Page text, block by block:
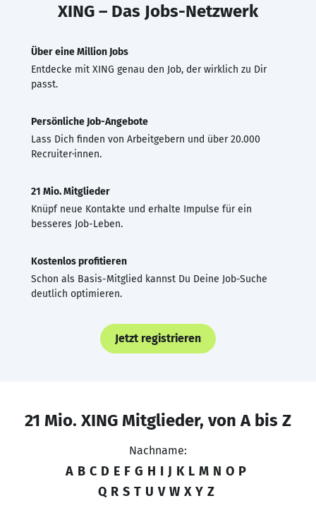
XING – Das Jobs-Netzwerk
Über eine Million Jobs
Entdecke mit XING genau den Job, der wirklich zu Dir
passt.
Persönliche Job-Angebote
Lass Dich finden von Arbeitgebern und über 20.000
Recruiter·innen.
21 Mio. Mitglieder
Knüpf neue Kontakte und erhalte Impulse für ein
besseres Job-Leben.
Kostenlos profitieren
Schon als Basis-Mitglied kannst Du Deine Job-Suche
deutlich optimieren.
Jetzt registrieren
21 Mio. XING Mitglieder, von A bis Z
Nachname:
A B C D E F G H I J K L M N O P
Q R S T U V W X Y Z